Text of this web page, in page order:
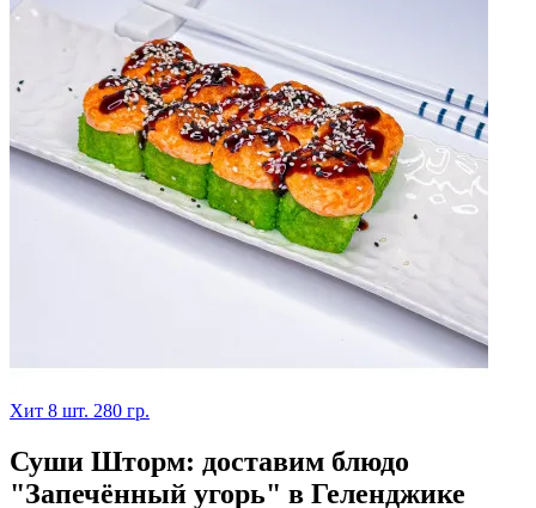
Хит 8 шт. 280 гр.
Суши Шторм: доставим блюдо
"Запечённый угорь" в Геленджике